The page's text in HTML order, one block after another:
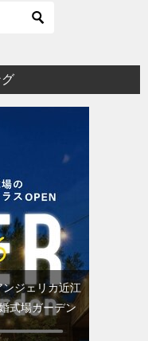
ンジェリカ近江
式場ガーデン